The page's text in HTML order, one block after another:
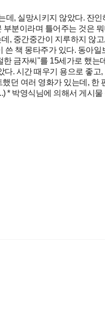
, 실망시키지 않았다. 잔
분이라며 틀어주는 것은
, 중간중간이 지루하지 않
책 몽타주가 있다. 동아
금자씨"를 15세가로 했
. 시간 때우기 용으로 좋
던 여러 영화가 있는데,
* 박영식님에 의해서 게시